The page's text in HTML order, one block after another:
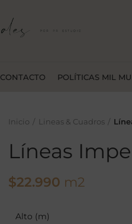
CONTACTO POLÍTICAS MIL
Inicio Lineas & Cuadros
Líneas
$22.990 m2
Alto (m)